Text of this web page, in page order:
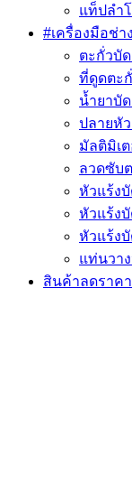
แท็ปลำ
#เครื่องมือช่า
ตะกั่วบั
ที่ดูดตะกั่
น้ำยาบั
ปลายหัว
มัลติมิเต
ลวดซับ
หัวแร้ง
หัวแร้ง
หัวแร้ง
แท่นวา
สินค้าลดราคา